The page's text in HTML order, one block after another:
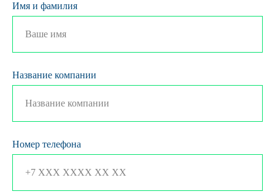
Имя и фамилия
Название компании
Номер телефона